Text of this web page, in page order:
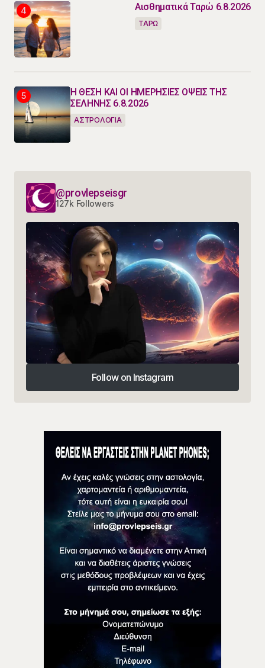
Αισθηματικά Ταρώ 6.8.2026
ΤΑΡΩ
Η ΘΕΣΗ ΚΑΙ ΟΙ ΗΜΕΡΗΣΙΕΣ ΟΨΕΙΣ ΤΗΣ
ΣΕΛΗΝΗΣ 6.8.2026
ΑΣΤΡΟΛΟΓΙΑ
@provlepseisgr
127k Followers
Follow on Instagram
Follow on Instagram